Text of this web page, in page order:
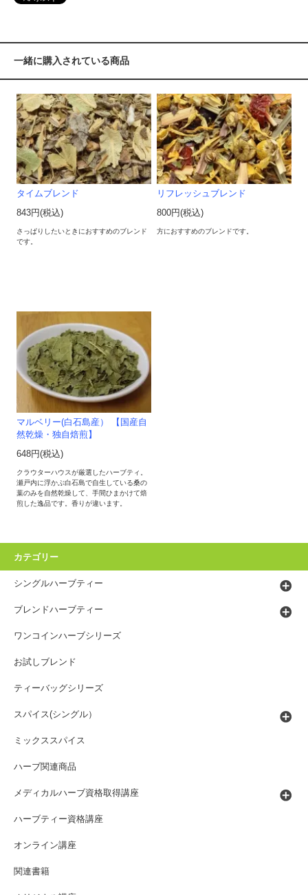
一緒に購入されている商品
タイムブレンド
843円(税込)
さっぱりしたいときにおすすめのブレンド
です。
リフレッシュブレンド
800円(税込)
方におすすめのブレンドです。
マルベリー(白石島産） 【国産自
然乾燥・独自焙煎】
648円(税込)
クラウターハウスが厳選したハーブティ。
瀬戸内に浮かぶ白石島で自生している桑の
葉のみを自然乾燥して、手間ひまかけて焙
煎した逸品です。香りが違います。
カテゴリー
シングルハーブティー
ブレンドハーブティー
ワンコインハーブシリーズ
お試しブレンド
ティーバッグシリーズ
スパイス(シングル）
ミックススパイス
ハーブ関連商品
メディカルハーブ資格取得講座
ハーブティー資格講座
オンライン講座
関連書籍